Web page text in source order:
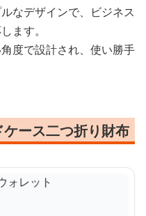
なデザインで、ビジネス
ます。
度で設計され、使い勝手
ース二つ折り財布